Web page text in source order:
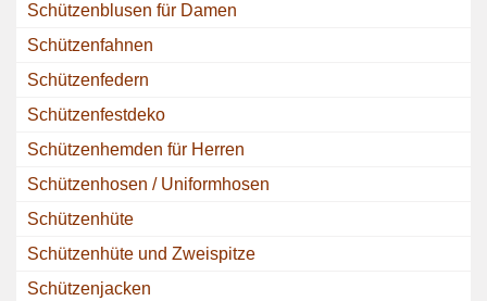
Schützenblusen für Damen
Schützenfahnen
Schützenfedern
Schützenfestdeko
Schützenhemden für Herren
Schützenhosen / Uniformhosen
Schützenhüte
Schützenhüte und Zweispitze
Schützenjacken